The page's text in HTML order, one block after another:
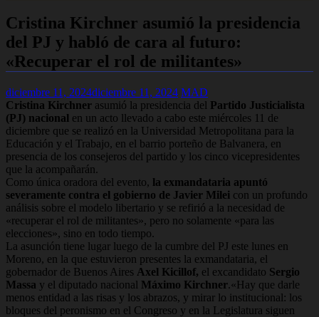
Cristina Kirchner asumió la presidencia
del PJ y habló de cara al futuro:
«Recuperar el rol de militantes»
diciembre 11, 2024diciembre 11, 2024 MAD
Cristina Kirchner asumió la presidencia del Partido Justicialista
(PJ) nacional en un acto llevado a cabo este miércoles 11 de
diciembre que se realizó en la Universidad Metropolitana para la
Educación y el Trabajo, en el barrio porteño de Balvanera, en
presencia de los consejeros del partido y los cinco vicepresidentes
que la acompañarán.
Como única oradora del evento, la exmandataria apuntó
severamente contra el gobierno de Javier Milei con un profundo
análisis sobre el modelo libertario y se refirió a la necesidad de
«recuperar el rol de militantes», pero no solamente «para las
elecciones», sino en todo tiempo.
La asunción tiene lugar luego de la cumbre del PJ este lunes en
Moreno, en la que estuvieron presentes la exmandataria, el
gobernador de Buenos Aires Axel Kicillof, el excandidato Sergio
Massa y el diputado nacional Máximo Kirchner.«Hay que darle
menos entidad a las risas y los abrazos, y mirar lo institucional: los
bloques del peronismo en el Congreso y en la Legislatura siguen